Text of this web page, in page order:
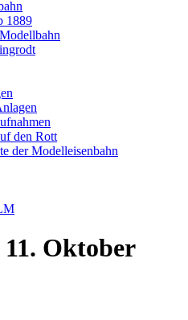
1889
den Rott
der Modelleisenbahn
11. Oktober